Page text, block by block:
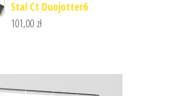
Stal Ct Duojotter6
101,00 zł